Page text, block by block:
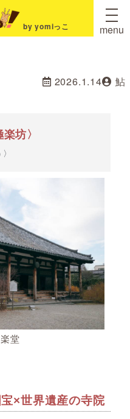
by yomiっこ menu
2026.1.14 鮎
坊〉
堂
×世界遺産の寺院​